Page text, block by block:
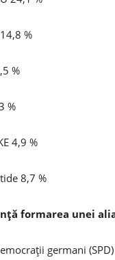
%
%
%
4,9 %
8,7 %
formarea unei
germani